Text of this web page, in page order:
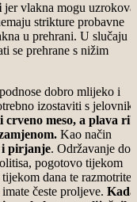
jer vlakna mogu
strikture probavne
u prehrani. U slučaju
se prehrane s nižim
dobro mlijeko i
izostaviti s
meso, a plava
Kao način
pirjanje. Održavanje
pogotovo tijekom
dana te razmotrite
česte proljeve. Kada